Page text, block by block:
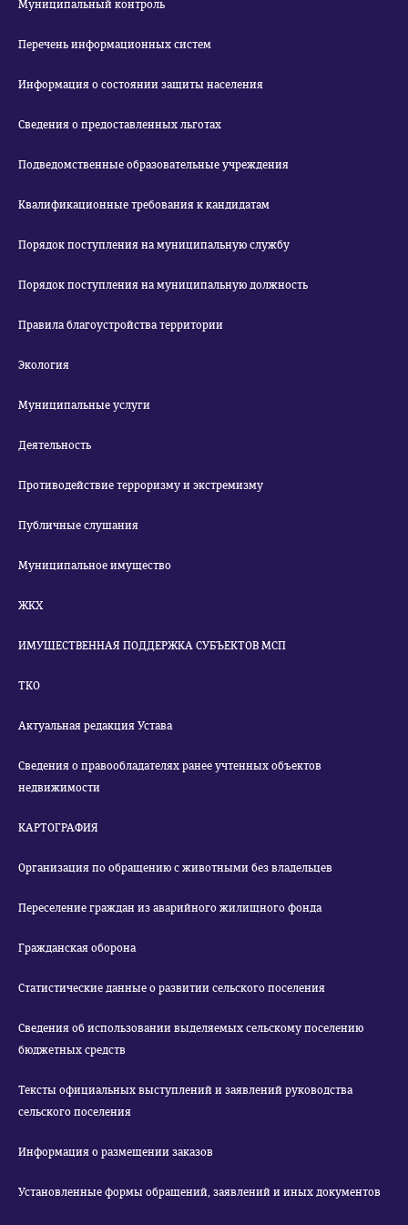
Муниципальный контроль
Перечень информационных систем
Информация о состоянии защиты населения
Сведения о предоставленных льготах
Подведомственные образовательные учреждения
Квалификационные требования к кандидатам
Порядок поступления на муниципальную службу
Порядок поступления на муниципальную должность
Правила благоустройства территории
Экология
Муниципальные услуги
Деятельность
Противодействие терроризму и экстремизму
Публичные слушания
Муниципальное имущество
ЖКХ
ИМУЩЕСТВЕННАЯ ПОДДЕРЖКА СУБЪЕКТОВ МСП
ТКО
Актуальная редакция Устава
Сведения о правообладателях ранее учтенных объектов
недвижимости
КАРТОГРАФИЯ
Организация по обращению с животными без владельцев
Переселение граждан из аварийного жилищного фонда
Гражданская оборона
Статистические данные о развитии сельского поселения
Сведения об использовании выделяемых сельскому поселению
бюджетных средств
Тексты официальных выступлений и заявлений руководства
сельского поселения
Информация о размещении заказов
Установленные формы обращений, заявлений и иных документов